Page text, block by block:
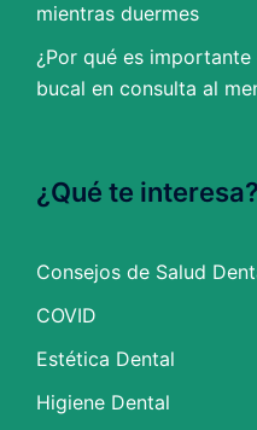
mientras duermes
¿Por qué es
bucal en consulta al
¿Qué te interesa?
Consejos de Salud
COVID
Estética Dental
Higiene Dental